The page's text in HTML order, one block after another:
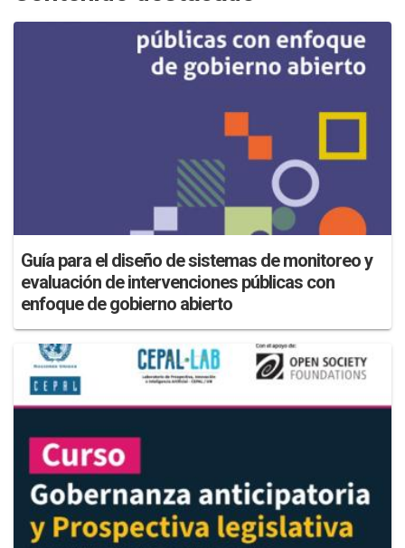
Guía para el diseño de sistemas de monitoreo y
evaluación de intervenciones públicas con
enfoque de gobierno abierto